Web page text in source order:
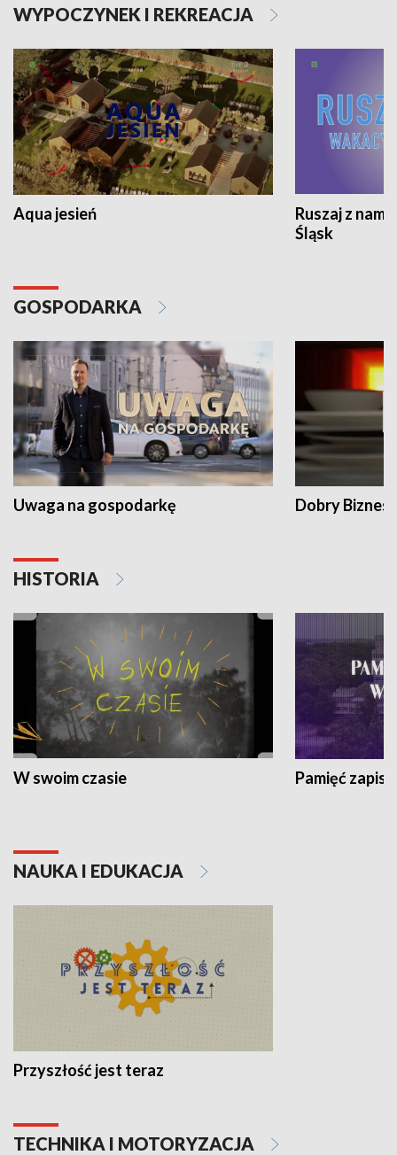
WYPOCZYNEK I REKREACJA
Aqua jesień
Ruszaj z
Śląsk
GOSPODARKA
Uwaga na gospodarkę Dobry Biznes
HISTORIA
W swoim czasie Pamięć
NAUKA I EDUKACJA
Przyszłość jest teraz
TECHNIKA I MOTORYZACJA